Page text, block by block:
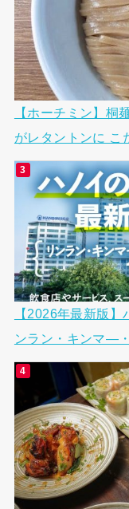
【ホーチミン】桐
がレタントンに こ
【2026年最新版
ンラン・キンマ―